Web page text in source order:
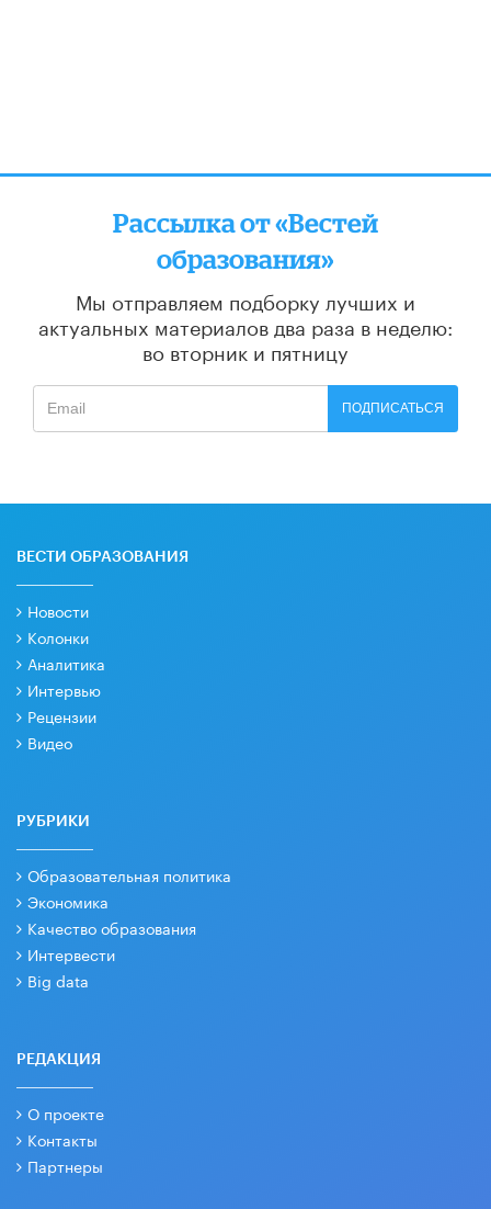
Рассылка от «Вестей
образования»
Мы отправляем подборку лучших и
актуальных материалов два раза в неделю:
во вторник и пятницу
ПОДПИСАТЬСЯ
ВЕСТИ ОБРАЗОВАНИЯ
Новости
Колонки
Аналитика
Интервью
Рецензии
Видео
РУБРИКИ
Образовательная политика
Экономика
Качество образования
Интервести
Big data
РЕДАКЦИЯ
О проекте
Контакты
Партнеры